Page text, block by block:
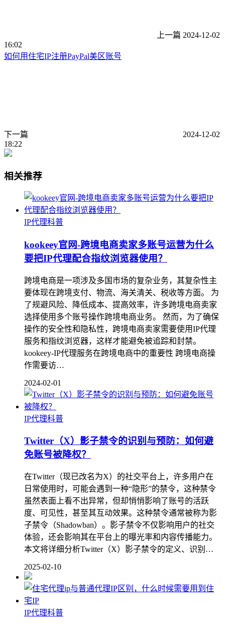
上一篇 2024-12-02
16:02
如何用住宅IP注册PayPal美区账号
下一篇
2024-12-02
18:22
相关推荐
IP代理科普
kookeey官网-跨境电商卖家多账号运营为什么
要把IP代理配合指纹浏览器使用？
跨境电商是一项涉及多国市场的复杂业务，其复杂性主
要体现在跨境支付、物流、海关清关、税收等方面。 为
了规避风险、降低成本、提高效率，许多跨境电商卖家
选择使用多个账号操作跨境电商业务。 然而，为了确保
操作的安全性和隐私性，跨境电商卖家需要使用IP代理
服务和指纹浏览器，这样才能避免被追踪和封禁。
kookeey-IP代理服务在跨境电商中的重要性 跨境电商操
作需要访…
2024-02-01
IP代理科普
Twitter（X）影子禁令的识别与预防：如何避
免账号被降权？
在Twitter（现已改名为X）的社交平台上，许多用户在
日常使用时，可能会遇到一种“隐形”的禁令，这种禁令
虽然表面上看不出异常，但却悄悄影响了账号的活跃
度、可见性，甚至其互动效果。这种禁令通常被称为影
子禁令（Shadowban）。影子禁令不仅影响用户的社交
体验，还会影响其在平台上的曝光率和内容传播能力。
本文将详细分析Twitter（X）影子禁令的定义、识别…
2025-02-10
IP代理科普